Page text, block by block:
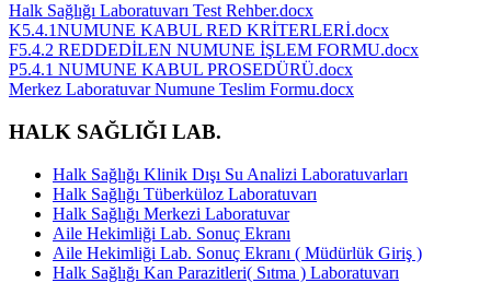
Halk Sağlığı Laboratuvarı Test Rehber.docx
K5.4.1NUMUNE KABUL RED KRİTERLERİ.docx
F5.4.2 REDDEDİLEN NUMUNE İŞLEM FORMU.docx
P5.4.1 NUMUNE KABUL PROSEDÜRÜ.docx
Merkez Laboratuvar Numune Teslim Formu.docx
HALK SAĞLIĞI LAB.
Halk Sağlığı Klinik Dışı Su Analizi Laboratuvarları
Halk Sağlığı Tüberküloz Laboratuvarı
Halk Sağlığı Merkezi Laboratuvar
Aile Hekimliği Lab. Sonuç Ekranı
Aile Hekimliği Lab. Sonuç Ekranı ( Müdürlük Giriş )
Halk Sağlığı Kan Parazitleri( Sıtma ) Laboratuvarı